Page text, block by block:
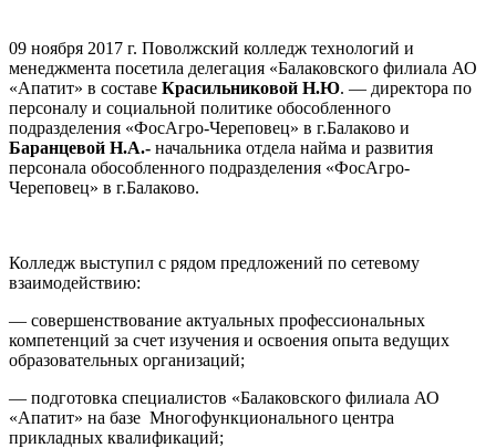
09 ноября 2017 г. Поволжский колледж технологий и
менеджмента посетила делегация «Балаковского филиала АО
«Апатит» в составе Красильниковой Н.Ю. — директора по
персоналу и социальной политике обособленного
подразделения «ФосАгро-Череповец» в г.Балаково и
Баранцевой Н.А.- начальника отдела найма и развития
персонала обособленного подразделения «ФосАгро-
Череповец» в г.Балаково.
Колледж выступил с рядом предложений по сетевому
взаимодействию:
— совершенствование актуальных профессиональных
компетенций за счет изучения и освоения опыта ведущих
образовательных организаций;
— подготовка специалистов «Балаковского филиала АО
«Апатит» на базе Многофункционального центра
прикладных квалификаций;